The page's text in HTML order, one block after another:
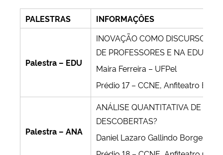
PALESTRAS INFORMAÇÔES
Palestra – EDU
INOVAÇÃO COMO DISCURSO
DE PROFESSORES E NA
Maira Ferreira – UFPel
Prédio 17 – CCNE, Anfiteatro B1
Palestra – ANA
ANÁLISE QUANTITATIVA DE
DESCOBERTAS?
Daniel Lazaro Gallindo Borges –